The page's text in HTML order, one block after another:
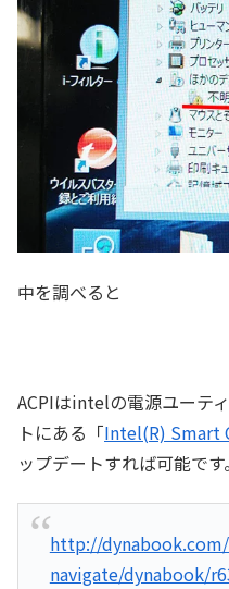
中を調べると
ACPIはintelの電源ユーテ
トにある「Intel(R) Smart
ップデートすれば可能です。
http://
navigate/dynabook/